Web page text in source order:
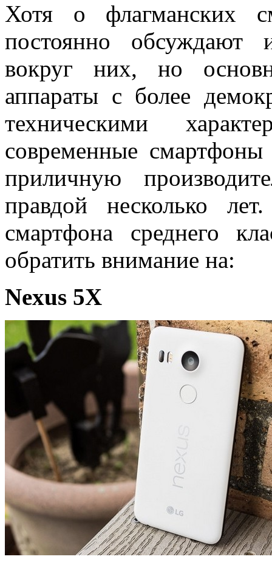
Хотя о флагманских
постоянно
вокруг них, но
аппараты с более
техническими
современные смартфоны
приличную
правдой несколько
смартфона среднего
обратить внимание на:
Nexus 5X